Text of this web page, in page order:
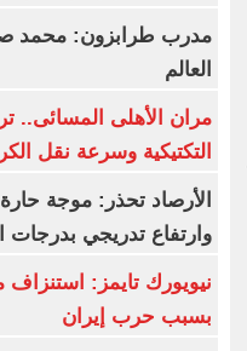
مدرب طرابزون: محمد
العالم
مران الأهلى المسائى..
التكتيكية وسرعة نقل
الأرصاد تحذر: موجة
وارتفاع تدريجي بدرجات
نيويورك تايمز: استنزاف
بسبب حرب إيران